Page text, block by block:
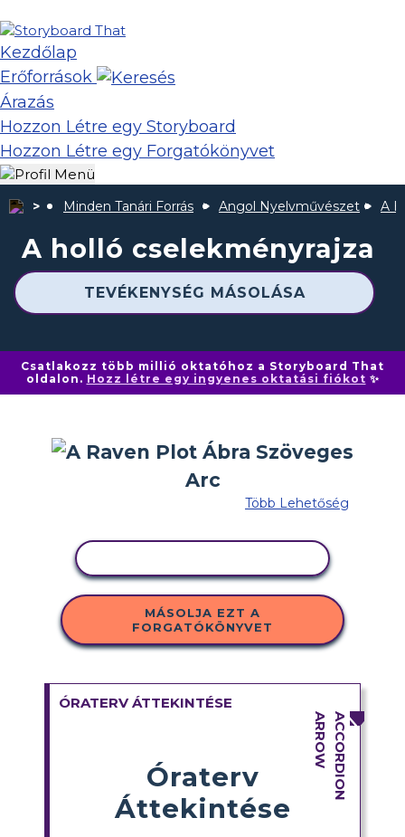
Kezdőlap
Erőforrások
Árazás
Hozzon Létre egy Storyboard
Hozzon Létre egy Forgatókönyvet
Minden Tanári Forrás Angol Nyelvművészet A
A holló cselekményrajza
TEVÉKENYSÉG MÁSOLÁSA
Csatlakozz több millió oktatóhoz a Storyboard That
oldalon. Hozz létre egy ingyenes oktatási fiókot ✨
Több Lehetőség
MÁSOLJA EZT A
FORGATÓKÖNYVET
ÓRATERV ÁTTEKINTÉSE
Óraterv
Áttekintése